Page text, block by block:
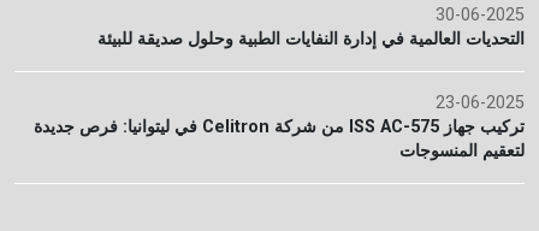
30-06-2025
التحديات العالمية في إدارة النفايات الطبية وحلول صديقة للبيئة
23-06-2025
تركيب جهاز ISS AC-575 من شركة Celitron في ليتوانيا: فرص جديدة
لتعقيم المنسوجات